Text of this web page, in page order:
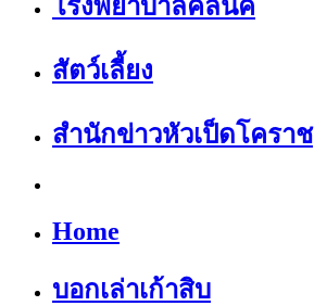
โรงพยาบาลคลีนิค
สัตว์เลี้ยง
สำนักข่าวหัวเป็ดโคราช
Home
บอกเล่าเก้าสิบ